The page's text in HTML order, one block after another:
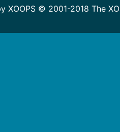
XOOPS © 2001-2018 The